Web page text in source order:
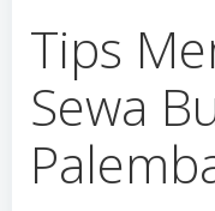
Tips
Sewa